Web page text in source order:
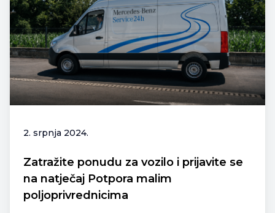
2. srpnja 2024.
Zatražite ponudu za vozilo i prijavite se
na natječaj Potpora malim
poljoprivrednicima